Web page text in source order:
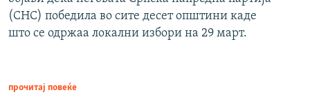
(СНС) победила во сите десет општини каде
што се одржаа локални избори на 29 март.
прочитај повеќе